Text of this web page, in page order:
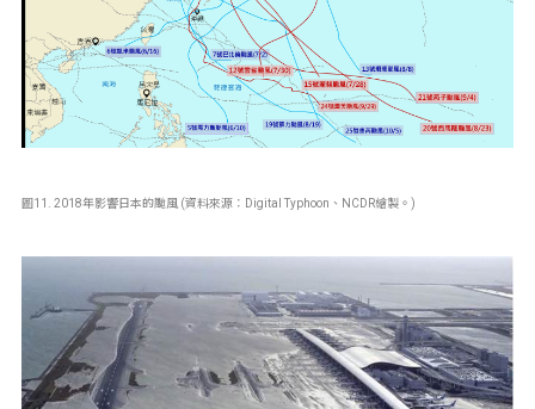
圖11. 2018年影響日本的颱風 (資料來源：Digital Typhoon、NCDR繪製。)